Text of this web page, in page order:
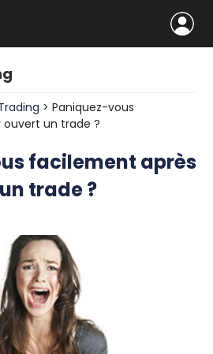
> Paniquez-vous
un trade ?
facilement après
trade ?